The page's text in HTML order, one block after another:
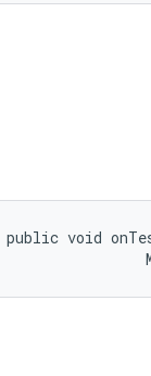
public void